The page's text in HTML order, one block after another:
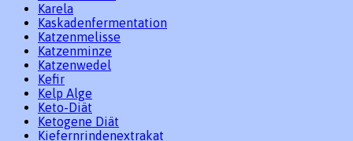
Karela
Kaskadenfermentation
Katzenmelisse
Katzenminze
Katzenwedel
Kefir
Kelp Alge
Keto-Diät
Ketogene Diät
Kiefernrindenextrakat